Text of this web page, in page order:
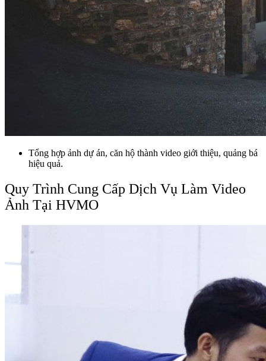
Tổng hợp ảnh dự án, căn hộ thành video giới thiệu, quảng bá
hiệu quả.
Quy Trình Cung Cấp Dịch Vụ Làm Video
Ảnh Tại HVMO